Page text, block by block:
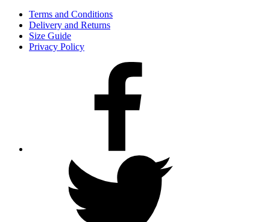
Terms and Conditions
Delivery and Returns
Size Guide
Privacy Policy